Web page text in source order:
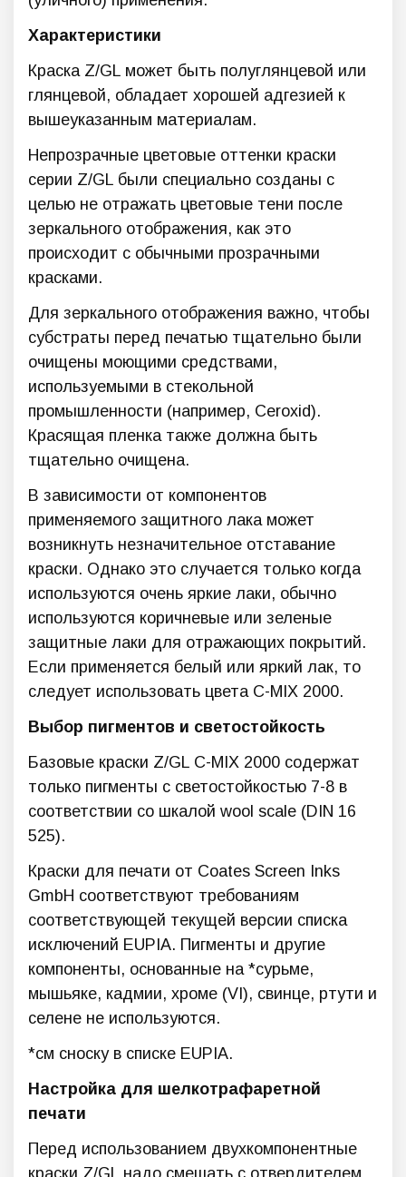
Характеристики
Краска Z/GL может быть полуглянцевой или
глянцевой, обладает хорошей адгезией к
вышеуказанным материалам.
Непрозрачные цветовые оттенки краски
серии Z/GL были специально созданы с
целью не отражать цветовые тени после
зеркального отображения, как это
происходит с обычными прозрачными
красками.
Для зеркального отображения важно, чтобы
субстраты перед печатью тщательно были
очищены моющими средствами,
используемыми в стекольной
промышленности (например, Ceroxid).
Красящая пленка также должна быть
тщательно очищена.
В зависимости от компонентов
применяемого защитного лака может
возникнуть незначительное отставание
краски. Однако это случается только когда
используются очень яркие лаки, обычно
используются коричневые или зеленые
защитные лаки для отражающих покрытий.
Если применяется белый или яркий лак, то
следует использовать цвета C-MIX 2000.
Выбор пигментов и светостойкость
Базовые краски Z/GL C-MIX 2000 содержат
только пигменты с светостойкостью 7-8 в
соответствии со шкалой wool scale (DIN 16
525).
Краски для печати от Coates Screen Inks
GmbH соответствуют требованиям
соответствующей текущей версии списка
исключений EUPIA. Пигменты и другие
компоненты, основанные на *сурьме,
мышьяке, кадмии, хроме (VI), свинце, ртути и
селене не используются.
*см сноску в списке EUPIA.
Настройка для шелкотрафаретной
печати
Перед использованием двухкомпонентные